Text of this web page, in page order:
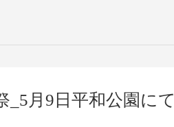
_5月9日平和公園にて